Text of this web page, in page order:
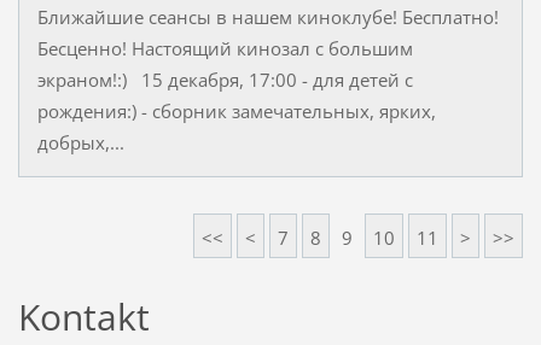
Ближайшие сеансы в нашем киноклубе! Бесплатно!
Бесценно! Настоящий кинозал с большим
экраном!:) 15 декабря, 17:00 - для детей с
рождения:) - сборник замечательных, ярких,
добрых,...
<< < 7 8 9 10 11 > >>
Kontakt